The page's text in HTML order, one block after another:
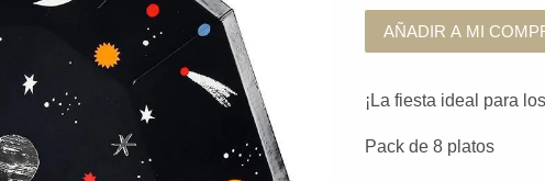
AÑADIR A MI
¡La fiesta ideal para
Pack de 8 platos